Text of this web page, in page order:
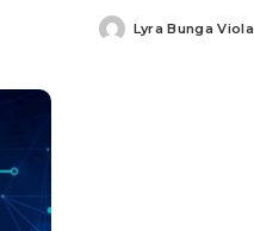
PostedLyra Bunga Viola